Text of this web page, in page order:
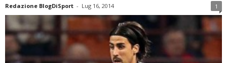
Redazione BlogDiSport - Lug 16, 2014 1